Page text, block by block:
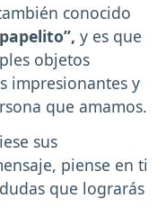
conocido
y es que
objetos
impresionantes y
que amamos.
sus
piense en ti
que lograrás